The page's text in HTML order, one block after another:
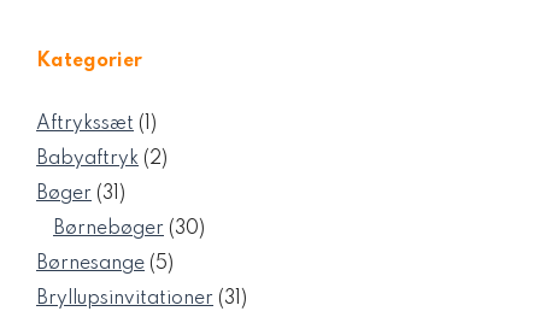
Kategorier
Aftrykssæt 11
vare
Babyaftryk 22
Bøger 3131
varer
Børnebøger 3030
Børnesange 55
varer
Bryllupsinvitationer 3131